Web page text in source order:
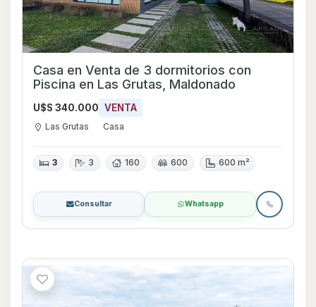
Casa en Venta de 3 dormitorios con
Piscina en Las Grutas, Maldonado
U$S 340.000 VENTA
Las Grutas Casa
3 3 160 600 600 m²
Consultar Whatsapp